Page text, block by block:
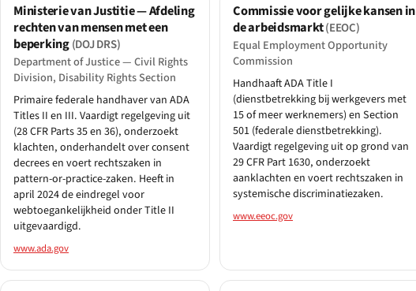
Ministerie van Justitie — Afdeling
rechten van mensen met een
beperking(DOJ DRS)
Department of Justice — Civil Rights
Division, Disability Rights Section
Primaire federale handhaver van ADA
Titles II en III. Vaardigt regelgeving uit
(28 CFR Parts 35 en 36), onderzoekt
klachten, onderhandelt over consent
decrees en voert rechtszaken in
pattern-or-practice-zaken. Heeft in
april 2024 de eindregel voor
webtoegankelijkheid onder Title II
uitgevaardigd.
www.ada.gov
Commissie voor gelijke kansen in
de arbeidsmarkt(EEOC)
Equal Employment Opportunity
Commission
Handhaaft ADA Title I
(dienstbetrekking bij werkgevers met
15 of meer werknemers) en Section
501 (federale dienstbetrekking).
Vaardigt regelgeving uit op grond van
29 CFR Part 1630, onderzoekt
aanklachten en voert rechtszaken in
systemische discriminatiezaken.
www.eeoc.gov